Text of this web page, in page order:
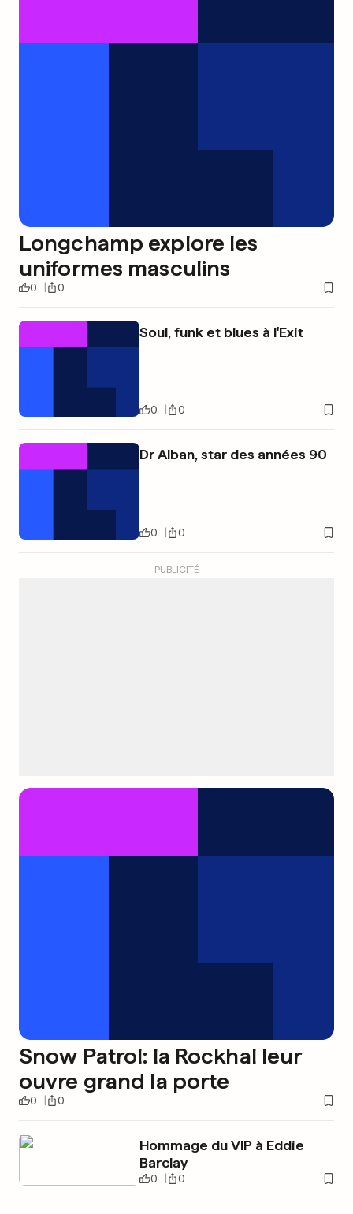
Longchamp explore les
uniformes masculins
0 0
Soul, funk et blues à l'Exit
0 0
Dr Alban, star des années 90
0 0
PUBLICITÉ
Snow Patrol: la Rockhal leur
ouvre grand la porte
0 0
Hommage du VIP à Eddie
Barclay
0 0